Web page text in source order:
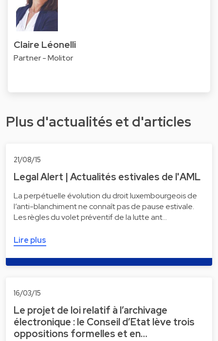
Claire Léonelli
Partner - Molitor
Plus d'actualités et d'articles
21/08/15
Legal Alert | Actualités estivales de l'AML
La perpétuelle évolution du droit luxembourgeois de
l’anti-blanchiment ne connaît pas de pause estivale.
Les règles du volet préventif de la lutte ant…
Lire plus
16/03/15
Le projet de loi relatif à l’archivage
électronique : le Conseil d’Etat lève trois
oppositions formelles et en…